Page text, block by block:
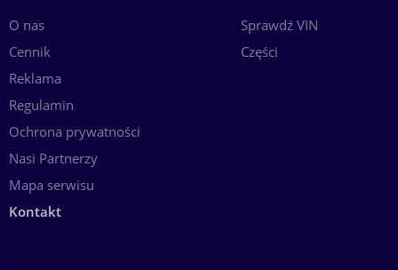
O nas
Cennik
Reklama
Regulamin
Ochrona prywatności
Nasi Partnerzy
Mapa serwisu
Kontakt
Sprawdź VIN
Części